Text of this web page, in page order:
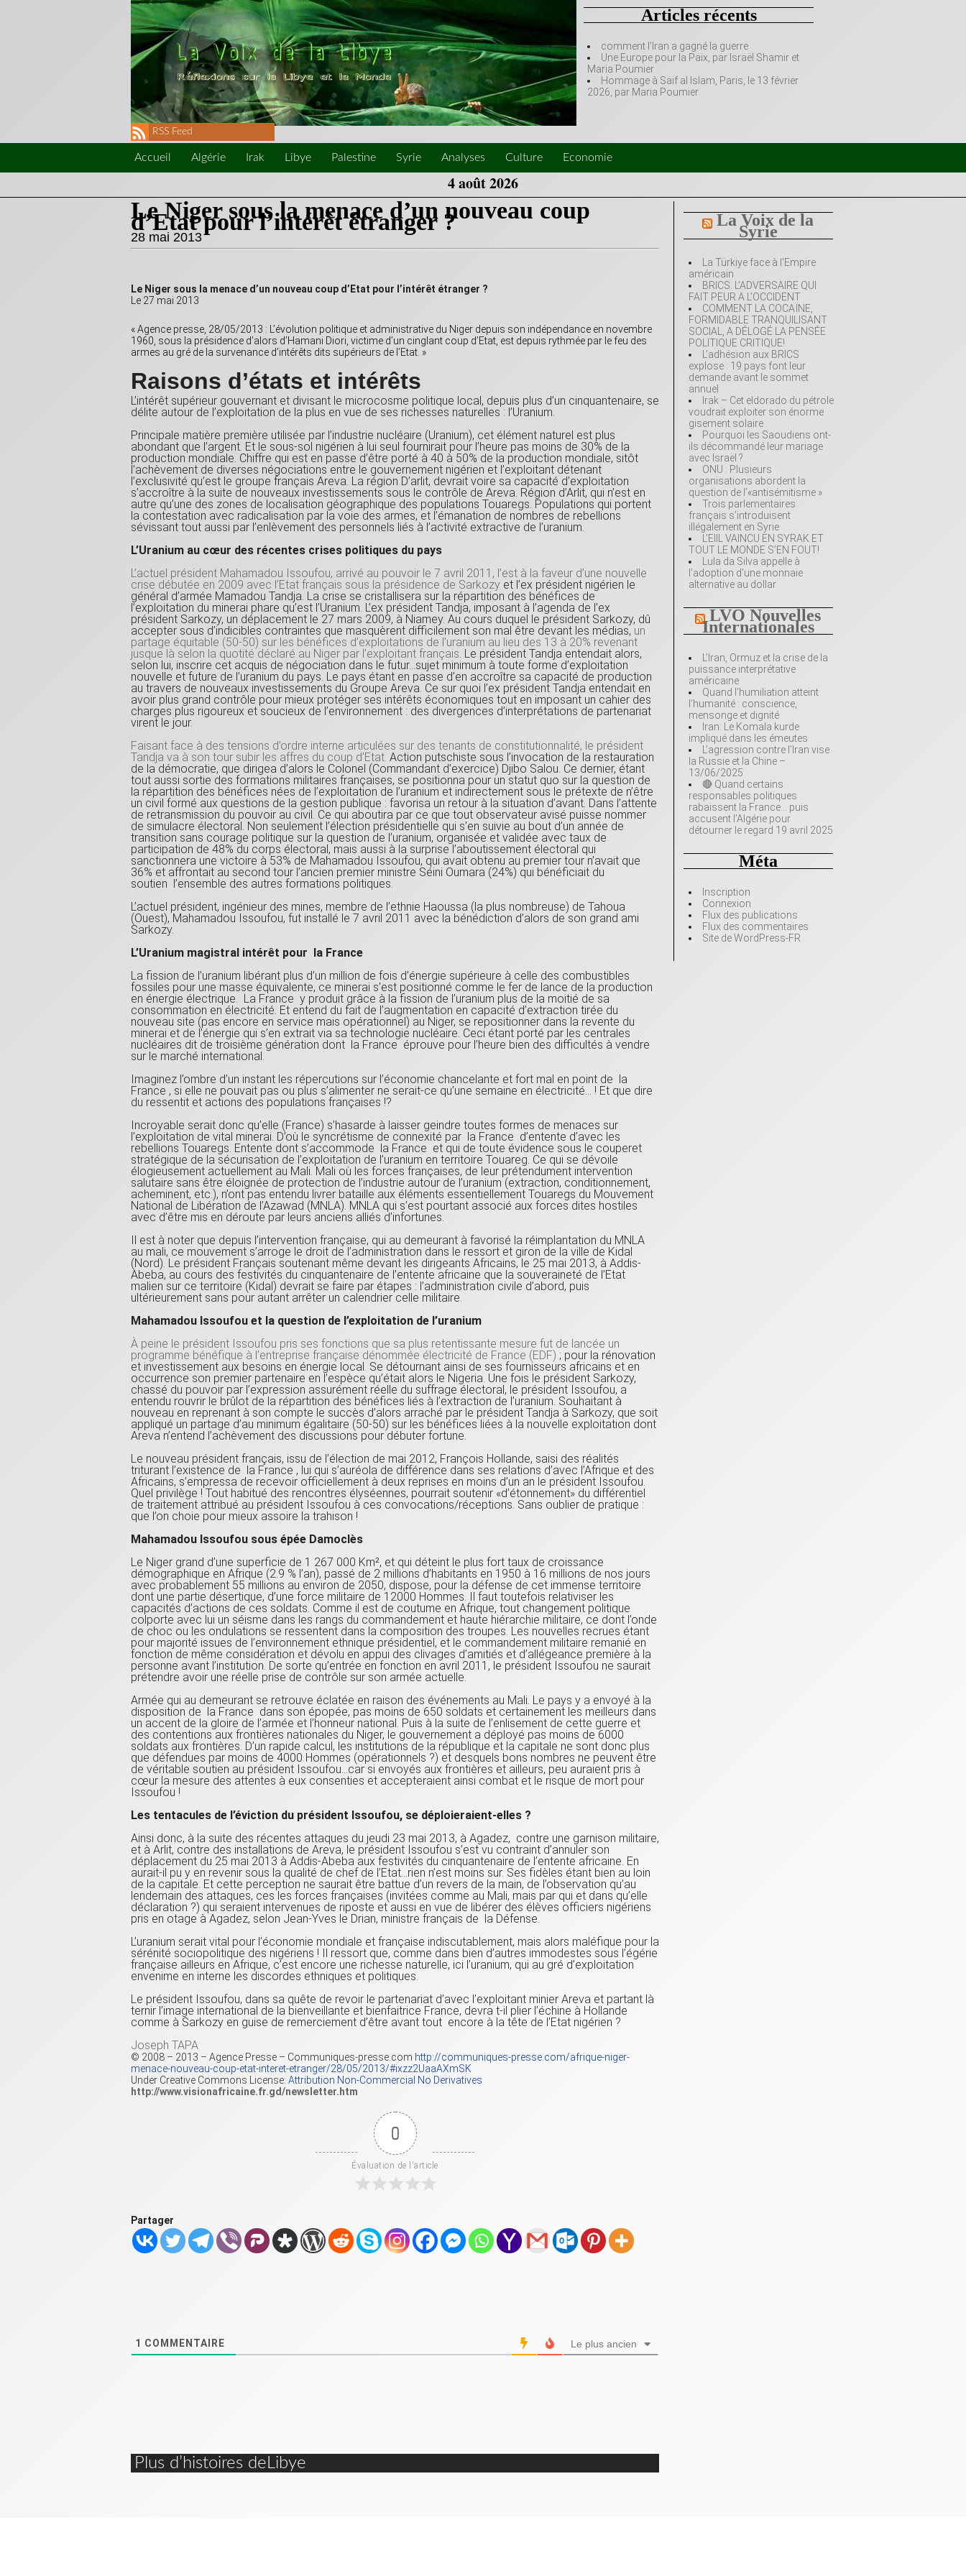
Articles récents
comment l’Iran a gagné la guerre
Une Europe pour la Paix, par Israël Shamir et
Maria Poumier
Hommage à Saif al Islam, Paris, le 13 février
2026, par Maria Poumier
RSS Feed
Accueil Algérie Irak Libye Palestine Syrie Analyses Culture Economie
4 août 2026
La Voix de la
Syrie
La Türkiye face à l’Empire
américain
BRICS: L’ADVERSAIRE QUI
FAIT PEUR A L’OCCIDENT
COMMENT LA COCAÏNE,
FORMIDABLE TRANQUILISANT
SOCIAL, A DÉLOGÉ LA PENSÉE
POLITIQUE CRITIQUE!
L’adhésion aux BRICS
explose : 19 pays font leur
demande avant le sommet
annuel
Irak – Cet eldorado du pétrole
voudrait exploiter son énorme
gisement solaire
Pourquoi les Saoudiens ont-
ils décommandé leur mariage
avec Israël ?
ONU : Plusieurs
organisations abordent la
question de l’«antisémitisme »
Trois parlementaires
français s’introduisent
illégalement en Syrie
L’EIIL VAINCU EN SYRAK ET
TOUT LE MONDE S’EN FOUT!
Lula da Silva appelle à
l’adoption d’une monnaie
alternative au dollar
LVO Nouvelles
Internationales
L’Iran, Ormuz et la crise de la
puissance interprétative
américaine
Quand l’humiliation atteint
l’humanité : conscience,
mensonge et dignité
Iran: Le Komala kurde
impliqué dans les émeutes
L’agression contre l’Iran vise
la Russie et la Chine –
13/06/2025
🔴 Quand certains
responsables politiques
rabaissent la France… puis
accusent l’Algérie pour
détourner le regard 19 avril 2025
Méta
Inscription
Connexion
Flux des publications
Flux des commentaires
Site de WordPress-FR
Le Niger sous la menace d’un nouveau coup
d’Etat pour l’intérêt étranger ?
28 mai 2013
Le Niger sous la menace d’un nouveau coup d’Etat pour l’intérêt étranger ?
Le 27 mai 2013
« Agence presse, 28/05/2013 : L’évolution politique et administrative du Niger depuis son indépendance en novembre
1960, sous la présidence d’alors d’Hamani Diori, victime d’un cinglant coup d’Etat, est depuis rythmée par le feu des
armes au gré de la survenance d’intérêts dits supérieurs de l’Etat. »
Raisons d’états et intérêts
L’intérêt supérieur gouvernant et divisant le microcosme politique local, depuis plus d’un cinquantenaire, se
délite autour de l’exploitation de la plus en vue de ses richesses naturelles : l’Uranium.
Principale matière première utilisée par l’industrie nucléaire (Uranium), cet élément naturel est plus
abondant que l’argent. Et le sous-sol nigérien à lui seul fournirait pour l’heure pas moins de 30% de la
production mondiale. Chiffre qui est en passe d’être porté à 40 à 50% de la production mondiale, sitôt
l’achèvement de diverses négociations entre le gouvernement nigérien et l’exploitant détenant
l’exclusivité qu’est le groupe français Areva. La région D’arlit, devrait voire sa capacité d’exploitation
s’accroître à la suite de nouveaux investissements sous le contrôle de Areva. Région d’Arlit, qui n’est en
autre qu’une des zones de localisation géographique des populations Touaregs. Populations qui portent
la contestation avec radicalisation par la voie des armes, et l’émanation de nombres de rebellions
sévissant tout aussi par l’enlèvement des personnels liés à l’activité extractive de l’uranium.
L’Uranium au cœur des récentes crises politiques du pays
L’actuel président Mahamadou Issoufou, arrivé au pouvoir le 7 avril 2011, l’est à la faveur d’une nouvelle
crise débutée en 2009 avec l’Etat français sous la présidence de Sarkozy et l’ex président nigérien le
général d’armée Mamadou Tandja. La crise se cristallisera sur la répartition des bénéfices de
l’exploitation du minerai phare qu’est l’Uranium. L’ex président Tandja, imposant à l’agenda de l’ex
président Sarkozy, un déplacement le 27 mars 2009, à Niamey. Au cours duquel le président Sarkozy, dû
accepter sous d’indicibles contraintes que masquèrent difficilement son mal être devant les médias, un
partage équitable (50-50) sur les bénéfices d’exploitations de l’uranium au lieu des 13 à 20% revenant
jusque là selon la quotité déclaré au Niger par l’exploitant français. Le président Tandja entendait alors,
selon lui, inscrire cet acquis de négociation dans le futur…sujet minimum à toute forme d’exploitation
nouvelle et future de l’uranium du pays. Le pays étant en passe d’en accroître sa capacité de production
au travers de nouveaux investissements du Groupe Areva. Ce sur quoi l’ex président Tandja entendait en
avoir plus grand contrôle pour mieux protéger ses intérêts économiques tout en imposant un cahier des
charges plus rigoureux et soucieux de l’environnement : des divergences d’interprétations de partenariat
virent le jour.
Faisant face à des tensions d’ordre interne articulées sur des tenants de constitutionnalité, le président
Tandja va à son tour subir les affres du coup d’Etat. Action putschiste sous l’invocation de la restauration
de la démocratie, que dirigea d’alors le Colonel (Commandant d’exercice) Djibo Salou. Ce dernier, étant
tout aussi sortie des formations militaires françaises, se positionna pour un statut quo sur la question de
la répartition des bénéfices nées de l’exploitation de l’uranium et indirectement sous le prétexte de n’être
un civil formé aux questions de la gestion publique : favorisa un retour à la situation d’avant. Dans l’attente
de retransmission du pouvoir au civil. Ce qui aboutira par ce que tout observateur avisé puisse nommer
de simulacre électoral. Non seulement l’élection présidentielle qui s’en suivie au bout d’un année de
transition sans courage politique sur la question de l’uranium, organisée et validée avec taux de
participation de 48% du corps électoral, mais aussi à la surprise l’aboutissement électoral qui
sanctionnera une victoire à 53% de Mahamadou Issoufou, qui avait obtenu au premier tour n’avait que
36% et affrontait au second tour l’ancien premier ministre Séini Oumara (24%) qui bénéficiait du
soutien l’ensemble des autres formations politiques.
L’actuel président, ingénieur des mines, membre de l’ethnie Haoussa (la plus nombreuse) de Tahoua
(Ouest), Mahamadou Issoufou, fut installé le 7 avril 2011 avec la bénédiction d’alors de son grand ami
Sarkozy.
L’Uranium magistral intérêt pour la France
La fission de l’uranium libérant plus d’un million de fois d’énergie supérieure à celle des combustibles
fossiles pour une masse équivalente, ce minerai s’est positionné comme le fer de lance de la production
en énergie électrique. La France y produit grâce à la fission de l’uranium plus de la moitié de sa
consommation en électricité. Et entend du fait de l’augmentation en capacité d’extraction tirée du
nouveau site (pas encore en service mais opérationnel) au Niger, se repositionner dans la revente du
minerai et de l’énergie qui s’en extrait via sa technologie nucléaire. Ceci étant porté par les centrales
nucléaires dit de troisième génération dont la France éprouve pour l’heure bien des difficultés à vendre
sur le marché international.
Imaginez l’ombre d’un instant les répercutions sur l’économie chancelante et fort mal en point de la
France , si elle ne pouvait pas ou plus s’alimenter ne serait-ce qu’une semaine en électricité… ! Et que dire
du ressentit et actions des populations françaises !?
Incroyable serait donc qu’elle (France) s’hasarde à laisser geindre toutes formes de menaces sur
l’exploitation de vital minerai. D’où le syncrétisme de connexité par la France d’entente d’avec les
rebellions Touaregs. Entente dont s’accommode la France et qui de toute évidence sous le couperet
stratégique de la sécurisation de l’exploitation de l’uranium en territoire Touareg. Ce qui se dévoile
élogieusement actuellement au Mali. Mali où les forces françaises, de leur prétendument intervention
salutaire sans être éloignée de protection de l’industrie autour de l’uranium (extraction, conditionnement,
acheminent, etc.), n’ont pas entendu livrer bataille aux éléments essentiellement Touaregs du Mouvement
National de Libération de l’Azawad (MNLA). MNLA qui s’est pourtant associé aux forces dites hostiles
avec d’être mis en déroute par leurs anciens alliés d’infortunes.
Il est à noter que depuis l’intervention française, qui au demeurant à favorisé la réimplantation du MNLA
au mali, ce mouvement s’arroge le droit de l’administration dans le ressort et giron de la ville de Kidal
(Nord). Le président Français soutenant même devant les dirigeants Africains, le 25 mai 2013, à Addis-
Abeba, au cours des festivités du cinquantenaire de l’entente africaine que la souveraineté de l’Etat
malien sur ce territoire (Kidal) devrait se faire par étapes : l’administration civile d’abord, puis
ultérieurement sans pour autant arrêter un calendrier celle militaire.
Mahamadou Issoufou et la question de l’exploitation de l’uranium
À peine le président Issoufou pris ses fonctions que sa plus retentissante mesure fut de lancée un
programme bénéfique à l’entreprise française dénommée électricité de France (EDF) ; pour la rénovation
et investissement aux besoins en énergie local. Se détournant ainsi de ses fournisseurs africains et en
occurrence son premier partenaire en l’espèce qu’était alors le Nigeria. Une fois le président Sarkozy,
chassé du pouvoir par l’expression assurément réelle du suffrage électoral, le président Issoufou, a
entendu rouvrir le brûlot de la répartition des bénéfices liés à l’extraction de l’uranium. Souhaitant à
nouveau en reprenant à son compte le succès d’alors arraché par le président Tandja à Sarkozy, que soit
appliqué un partage d’au minimum égalitaire (50-50) sur les bénéfices liées à la nouvelle exploitation dont
Areva n’entend l’achèvement des discussions pour débuter fortune.
Le nouveau président français, issu de l’élection de mai 2012, François Hollande, saisi des réalités
triturant l’existence de la France , lui qui s’auréola de différence dans ses relations d’avec l’Afrique et des
Africains, s’empressa de recevoir officiellement à deux reprises en moins d’un an le président Issoufou.
Quel privilège ! Tout habitué des rencontres élyséennes, pourrait soutenir «d’étonnement» du différentiel
de traitement attribué au président Issoufou à ces convocations/réceptions. Sans oublier de pratique :
que l’on choie pour mieux assoire la trahison !
Mahamadou Issoufou sous épée Damoclès
Le Niger grand d’une superficie de 1 267 000 Km², et qui déteint le plus fort taux de croissance
démographique en Afrique (2.9 % l’an), passé de 2 millions d’habitants en 1950 à 16 millions de nos jours
avec probablement 55 millions au environ de 2050, dispose, pour la défense de cet immense territoire
dont une partie désertique, d’une force militaire de 12000 Hommes. Il faut toutefois relativiser les
capacités d’actions de ces soldats. Comme il est de coutume en Afrique, tout changement politique
colporte avec lui un séisme dans les rangs du commandement et haute hiérarchie militaire, ce dont l’onde
de choc ou les ondulations se ressentent dans la composition des troupes. Les nouvelles recrues étant
pour majorité issues de l’environnement ethnique présidentiel, et le commandement militaire remanié en
fonction de même considération et dévolu en appui des clivages d’amitiés et d’allégeance première à la
personne avant l’institution. De sorte qu’entrée en fonction en avril 2011, le président Issoufou ne saurait
prétendre avoir une réelle prise de contrôle sur son armée actuelle.
Armée qui au demeurant se retrouve éclatée en raison des événements au Mali. Le pays y a envoyé à la
disposition de la France dans son épopée, pas moins de 650 soldats et certainement les meilleurs dans
un accent de la gloire de l’armée et l’honneur national. Puis à la suite de l’enlisement de cette guerre et
des contentions aux frontières nationales du Niger, le gouvernement a déployé pas moins de 6000
soldats aux frontières. D’un rapide calcul, les institutions de la république et la capitale ne sont donc plus
que défendues par moins de 4000 Hommes (opérationnels ?) et desquels bons nombres ne peuvent être
de véritable soutien au président Issoufou…car si envoyés aux frontières et ailleurs, peu auraient pris à
cœur la mesure des attentes à eux consenties et accepteraient ainsi combat et le risque de mort pour
Issoufou !
Les tentacules de l’éviction du président Issoufou, se déploieraient-elles ?
Ainsi donc, à la suite des récentes attaques du jeudi 23 mai 2013, à Agadez, contre une garnison militaire,
et à Arlit, contre des installations de Areva, le président Issoufou s’est vu contraint d’annuler son
déplacement du 25 mai 2013 à Addis-Abeba aux festivités du cinquantenaire de l’entente africaine. En
aurait-il pu y en revenir sous la qualité de chef de l’Etat…rien n’est moins sur. Ses fidèles étant bien au loin
de la capitale. Et cette perception ne saurait être battue d’un revers de la main, de l’observation qu’au
lendemain des attaques, ces les forces françaises (invitées comme au Mali, mais par qui et dans qu’elle
déclaration ?) qui seraient intervenues de riposte et aussi en vue de libérer des élèves officiers nigériens
pris en otage à Agadez, selon Jean-Yves le Drian, ministre français de la Défense.
L’uranium serait vital pour l’économie mondiale et française indiscutablement, mais alors maléfique pour la
sérénité sociopolitique des nigériens ! Il ressort que, comme dans bien d’autres immodestes sous l’égérie
française ailleurs en Afrique, c’est encore une richesse naturelle, ici l’uranium, qui au gré d’exploitation
envenime en interne les discordes ethniques et politiques.
Le président Issoufou, dans sa quête de revoir le partenariat d’avec l’exploitant minier Areva et partant là
ternir l’image international de la bienveillante et bienfaitrice France, devra t-il plier l’échine à Hollande
comme à Sarkozy en guise de remerciement d’être avant tout encore à la tête de l’Etat nigérien ?
Joseph TAPA
© 2008 – 2013 – Agence Presse – Communiques-presse.com http://communiques-presse.com/afrique-niger-
menace-nouveau-coup-etat-interet-etranger/28/05/2013/#ixzz2UaaAXmSK
Under Creative Commons License: Attribution Non-Commercial No Derivatives
http://www.visionafricaine.fr.gd/newsletter.htm
0
Évaluation de l'article
Partager
1 COMMENTAIRE Le plus ancien
Plus d’histoires deLibye